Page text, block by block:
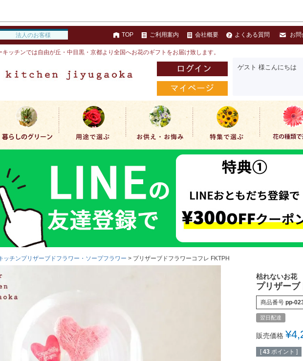
法人のお客様 TOP ご利用案内 会社概要 よくある質問 お問
キッチンでは自由が丘・中目黒・京都より全国へお花のギフトをお届け致します。
ゲスト 様こんにちは
ッチンプリザーブドフラワー・ソープフラワー プリザーブドフラワーコフレ FKTPH
枯れないお花
プリザーブ
商品番号 pp-
翌日配達
販売価格 ¥
[ 43 ポイント ]